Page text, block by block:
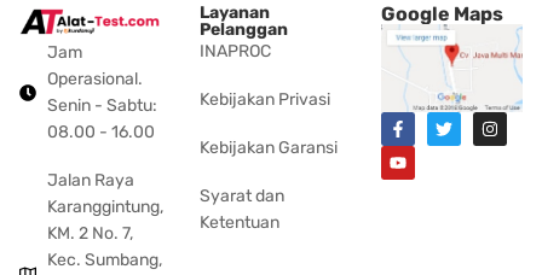
Jam
Operasional.
Senin - Sabtu:
08.00 - 16.00
Jalan Raya
Karanggintung,
KM. 2 No. 7,
Kec. Sumbang,
Layanan
Pelanggan
INAPROC
Kebijakan Privasi
Kebijakan Garansi
Syarat dan
Ketentuan
Google Maps